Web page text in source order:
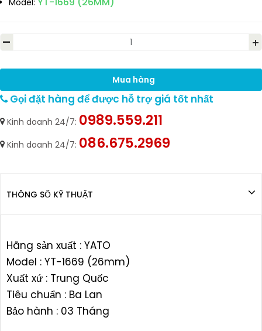
Model:
- +
Mua hàng
Gọi đặt hàng để được hỗ trợ giá tốt nhất
Kinh doanh 24/7: 0989.559.211
Kinh doanh 24/7: 086.675.2969
THÔNG SỐ KỸ THUẬT
Hãng sản xuất : YATO
Model : YT-1669 (26mm)
Xuất xứ : Trung Quốc
Tiêu chuẩn : Ba Lan
Bảo hành : 03 Tháng